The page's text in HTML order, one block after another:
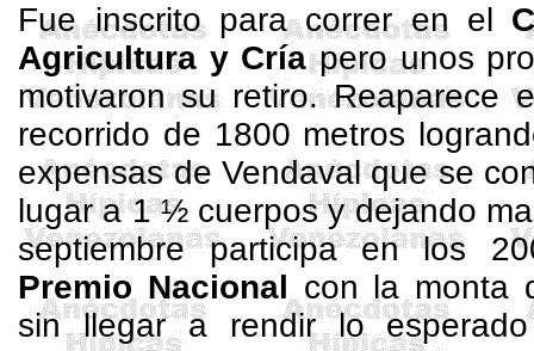
Fue inscrito para correr en el
Agricultura y Críapero unos
motivaron su retiro. Reaparece
recorrido de 1800 metros
expensas de Vendaval que se
lugar a 1 ½ cuerpos y dejando
septiembre participa en los
Premio Nacional con la monta
sin llegar a rendir lo